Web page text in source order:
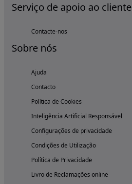
Serviço de apoio ao cliente
Contacte-nos
Sobre nós
Ajuda
Contacto
Política de Cookies
Inteligência Artificial Responsável
Configurações de privacidade
Condições de Utilização
Política de Privacidade
Livro de Reclamações online